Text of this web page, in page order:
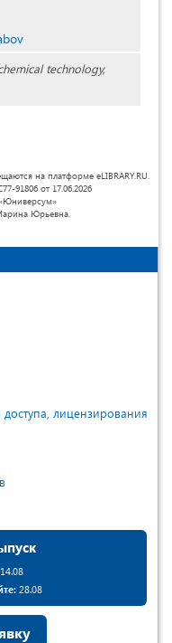
technology,
на платформе eLIBRARY.RU.
91806 от 17.06.2026
Юрьевна.
лицензирования
14.08
28.08